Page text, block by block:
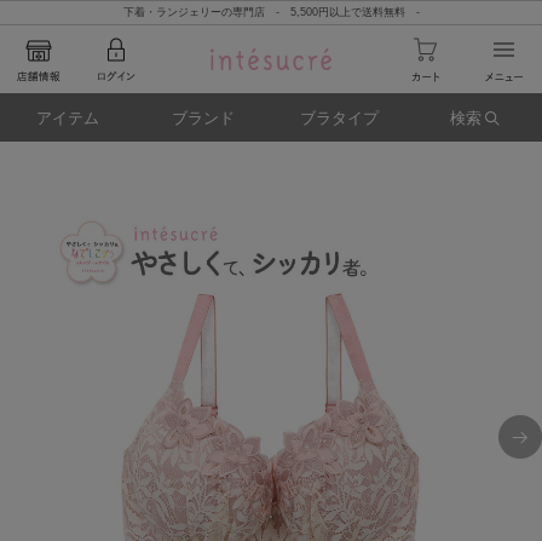
下着・ランジェリーの専門店 - 5,500円以上で送料無料 -
アイテム ブランド ブラタイプ 検索